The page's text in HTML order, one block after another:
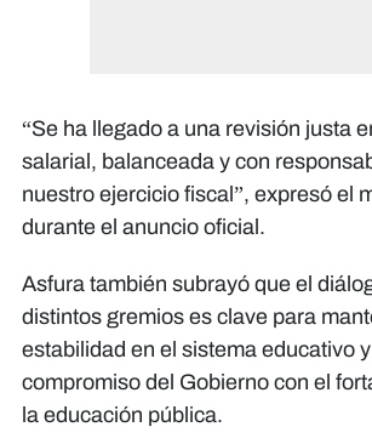
“Se ha llegado a una revisión justa
salarial, balanceada y con
nuestro ejercicio fiscal”, expresó el
durante el anuncio oficial.
Asfura también subrayó que el
distintos gremios es clave para
estabilidad en el sistema educativo y
compromiso del Gobierno con el
la educación pública.